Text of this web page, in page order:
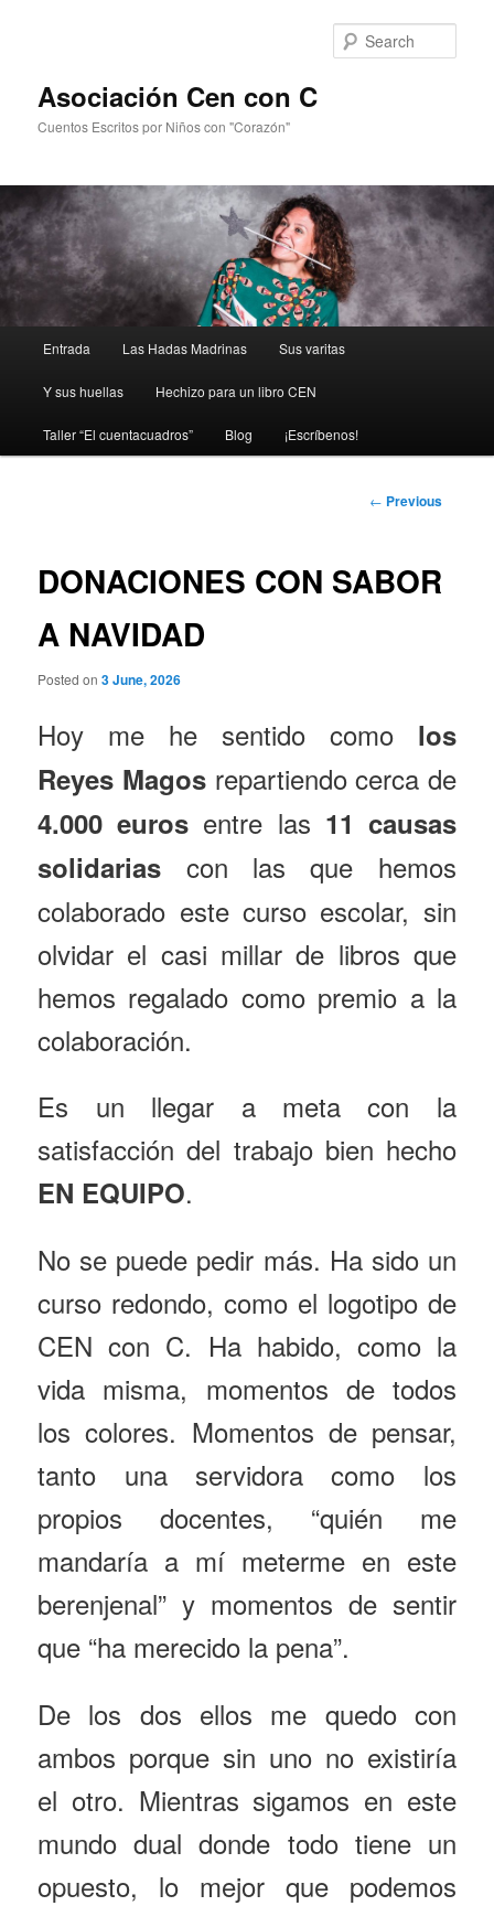
Asociación Cen con C
Cuentos Escritos por Niños con "Corazón"
Skip
to
primary
Entrada Las Hadas Madrinas Sus varitas
Y sus huellas Hechizo para un libro CEN
Taller “El cuentacuadros” Blog ¡Escríbenos!
Post
← Previous
DONACIONES CON SABOR
A NAVIDAD
Posted on3 June, 2026
Hoy me he sentido como los
Reyes Magosrepartiendo cerca de
4.000 euros entre las 11 causas
solidarias con las que hemos
colaborado este curso escolar, sin
olvidar el casi millar de libros que
hemos regalado como premio a la
colaboración.
Es un llegar a meta con la
satisfacción del trabajo bien hecho
EN EQUIPO.
No se puede pedir más. Ha sido un
curso redondo, como el logotipo de
CEN con C. Ha habido, como la
vida misma, momentos de todos
los colores. Momentos de pensar,
tanto una servidora como los
propios docentes, “quién me
mandaría a mí meterme en este
berenjenal” y momentos de sentir
que “ha merecido la pena”.
De los dos ellos me quedo con
ambos porque sin uno no existiría
el otro. Mientras sigamos en este
mundo dual donde todo tiene un
opuesto, lo mejor que podemos